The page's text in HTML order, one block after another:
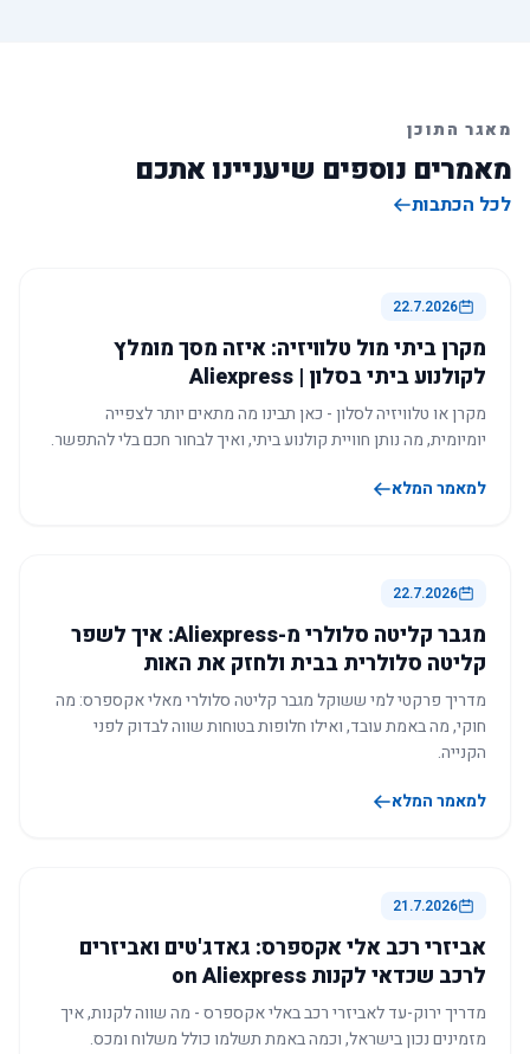
מאגר התוכן
מאמרים נוספים שיעניינו אתכם
לכל הכתבות
22.7.2026
מקרן ביתי מול טלוויזיה: איזה מסך מומלץ
לקולנוע ביתי בסלון | Aliexpress
מקרן או טלוויזיה לסלון - כאן תבינו מה מתאים יותר לצפייה
יומיומית, מה נותן חוויית קולנוע ביתי, ואיך לבחור חכם בלי להתפשר.
למאמר המלא
22.7.2026
מגבר קליטה סלולרי מ-Aliexpress: איך לשפר
קליטה סלולרית בבית ולחזק את האות
מדריך פרקטי למי ששוקל מגבר קליטה סלולרי מאלי אקספרס: מה
חוקי, מה באמת עובד, ואילו חלופות בטוחות שווה לבדוק לפני
הקנייה.
למאמר המלא
21.7.2026
אביזרי רכב אלי אקספרס: גאדג'טים ואביזרים
לרכב שכדאי לקנות on Aliexpress
מדריך ירוק-עד לאביזרי רכב באלי אקספרס - מה שווה לקנות, איך
מזמינים נכון בישראל, וכמה באמת תשלמו כולל משלוח ומכס.